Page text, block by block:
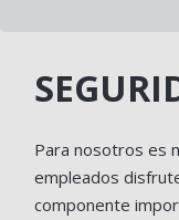
Para nosotros es
empleados
componente